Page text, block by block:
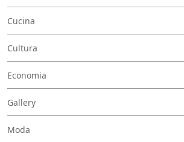
Cucina
Cultura
Economia
Gallery
Moda